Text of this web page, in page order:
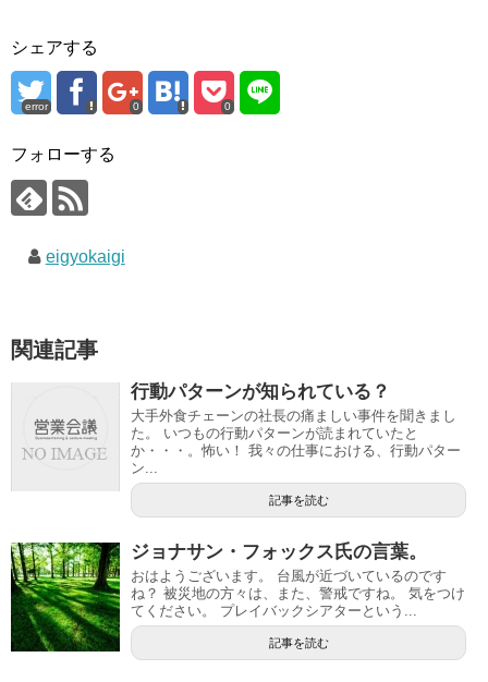
シェアする
error 0 0
フォローする
eigyokaigi
関連記事
行動パターンが知られている？
大手外食チェーンの社長の痛ましい事件を聞きまし
た。 いつもの行動パターンが読まれていたと
か・・・。怖い！ 我々の仕事における、行動パター
ン...
記事を読む
ジョナサン・フォックス氏の言葉。
おはようございます。 台風が近づいているのです
ね？ 被災地の方々は、また、警戒ですね。 気をつけ
てください。 プレイバックシアターという...
記事を読む